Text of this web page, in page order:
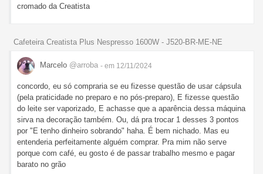
cromado da Creatista
Cafeteira Creatista Plus Nespresso 1600W - J520-BR-ME-NE
Marcelo @arroba - em 12/11/2024
concordo, eu só compraria se eu fizesse questão de usar cápsula
(pela praticidade no preparo e no pós-preparo), E fizesse questão
do leite ser vaporizado, E achasse que a aparência dessa máquina
sirva na decoração também. Ou, dá pra trocar 1 desses 3 pontos
por "E tenho dinheiro sobrando" haha. É bem nichado. Mas eu
entenderia perfeitamente alguém comprar. Pra mim não serve
porque com café, eu gosto é de passar trabalho mesmo e pagar
barato no grão